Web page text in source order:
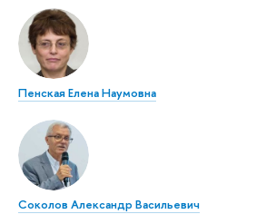
Пенская Елена Наумовна
Соколов Александр Васильевич